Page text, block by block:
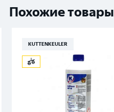
Похожие товары
KUTTENKEULER